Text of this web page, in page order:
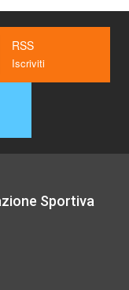
RSS
Iscriviti
Sportiva